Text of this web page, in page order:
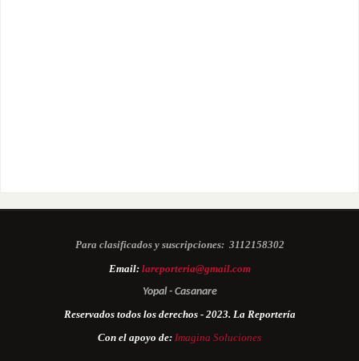
Para clasificados y suscripciones: 3112158302
Email: lareporteria@gmail.com
Yopal - Casanare
Reservados todos los derechos - 2023. La Reportería
Con el apoyo de: Imagina Soluciones